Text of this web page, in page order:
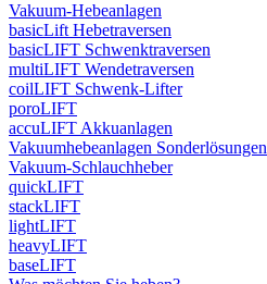
Vakuum-Hebeanlagen
basicLift Hebetraversen
basicLIFT Schwenktraversen
multiLIFT Wendetraversen
coilLIFT Schwenk-Lifter
poroLIFT
accuLIFT Akkuanlagen
Vakuumhebeanlagen Sonderlösungen
Vakuum-Schlauchheber
quickLIFT
stackLIFT
lightLIFT
heavyLIFT
baseLIFT